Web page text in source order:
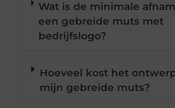
Wat is de minimale
een gebreide muts met
bedrijfslogo?
Hoeveel kost het
mijn gebreide muts?